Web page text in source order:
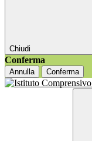
Chiudi
Conferma
Annulla Conferma